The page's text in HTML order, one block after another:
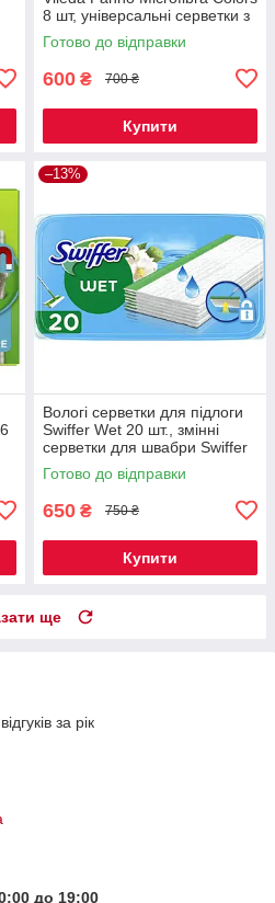
8 шт, універсальні серветки з
мікрофібри для дому
Готово до відправки
600 ₴ 700 ₴
Купити
–13%
Вологі серветки для підлоги
Swiffer Wet 20 шт., змінні
серветки для швабри Swiffer
Sweeper, з ароматом квітів
Готово до відправки
650 ₴ 750 ₴
Купити
ще
за рік
до 19:00